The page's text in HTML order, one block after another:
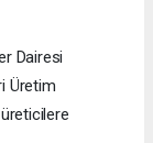
Dairesi
Üretim